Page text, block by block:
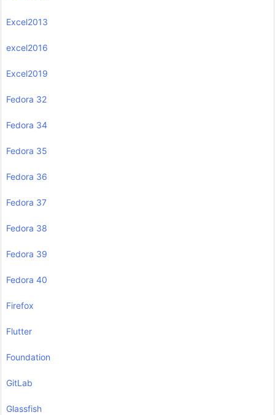
Excel2013
excel2016
Excel2019
Fedora 32
Fedora 34
Fedora 35
Fedora 36
Fedora 37
Fedora 38
Fedora 39
Fedora 40
Firefox
Flutter
Foundation
GitLab
Glassfish